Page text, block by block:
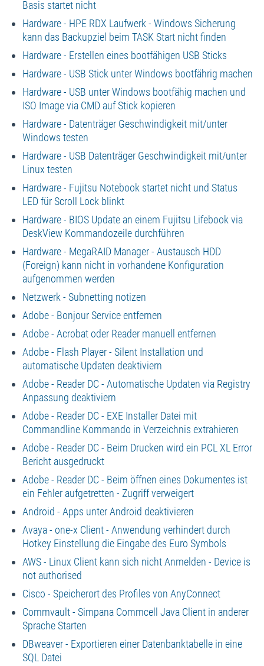
Basis startet nicht
Hardware - HPE RDX Laufwerk - Windows Sicherung
kann das Backupziel beim TASK Start nicht finden
Hardware - Erstellen eines bootfähigen USB Sticks
Hardware - USB Stick unter Windows bootfährig machen
Hardware - USB unter Windows bootfähig machen und
ISO Image via CMD auf Stick kopieren
Hardware - Datenträger Geschwindigkeit mit/unter
Windows testen
Hardware - USB Datenträger Geschwindigkeit mit/unter
Linux testen
Hardware - Fujitsu Notebook startet nicht und Status
LED für Scroll Lock blinkt
Hardware - BIOS Update an einem Fujitsu Lifebook via
DeskView Kommandozeile durchführen
Hardware - MegaRAID Manager - Austausch HDD
(Foreign) kann nicht in vorhandene Konfiguration
aufgenommen werden
Netzwerk - Subnetting notizen
Adobe - Bonjour Service entfernen
Adobe - Acrobat oder Reader manuell entfernen
Adobe - Flash Player - Silent Installation und
automatische Updaten deaktiviern
Adobe - Reader DC - Automatische Updaten via Registry
Anpassung deaktiviern
Adobe - Reader DC - EXE Installer Datei mit
Commandline Kommando in Verzeichnis extrahieren
Adobe - Reader DC - Beim Drucken wird ein PCL XL Error
Bericht ausgedruckt
Adobe - Reader DC - Beim öffnen eines Dokumentes ist
ein Fehler aufgetretten - Zugriff verweigert
Android - Apps unter Android deaktivieren
Avaya - one-x Client - Anwendung verhindert durch
Hotkey Einstellung die Eingabe des Euro Symbols
AWS - Linux Client kann sich nicht Anmelden - Device is
not authorised
Cisco - Speicherort des Profiles von AnyConnect
Commvault - Simpana Commcell Java Client in anderer
Sprache Starten
DBweaver - Exportieren einer Datenbanktabelle in eine
SQL Datei